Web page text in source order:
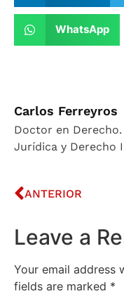
WhatsApp
Carlos Ferreyros
Doctor en
Jurídica y Derecho
ANTERIOR
Leave a
Your email address
fields are marked *